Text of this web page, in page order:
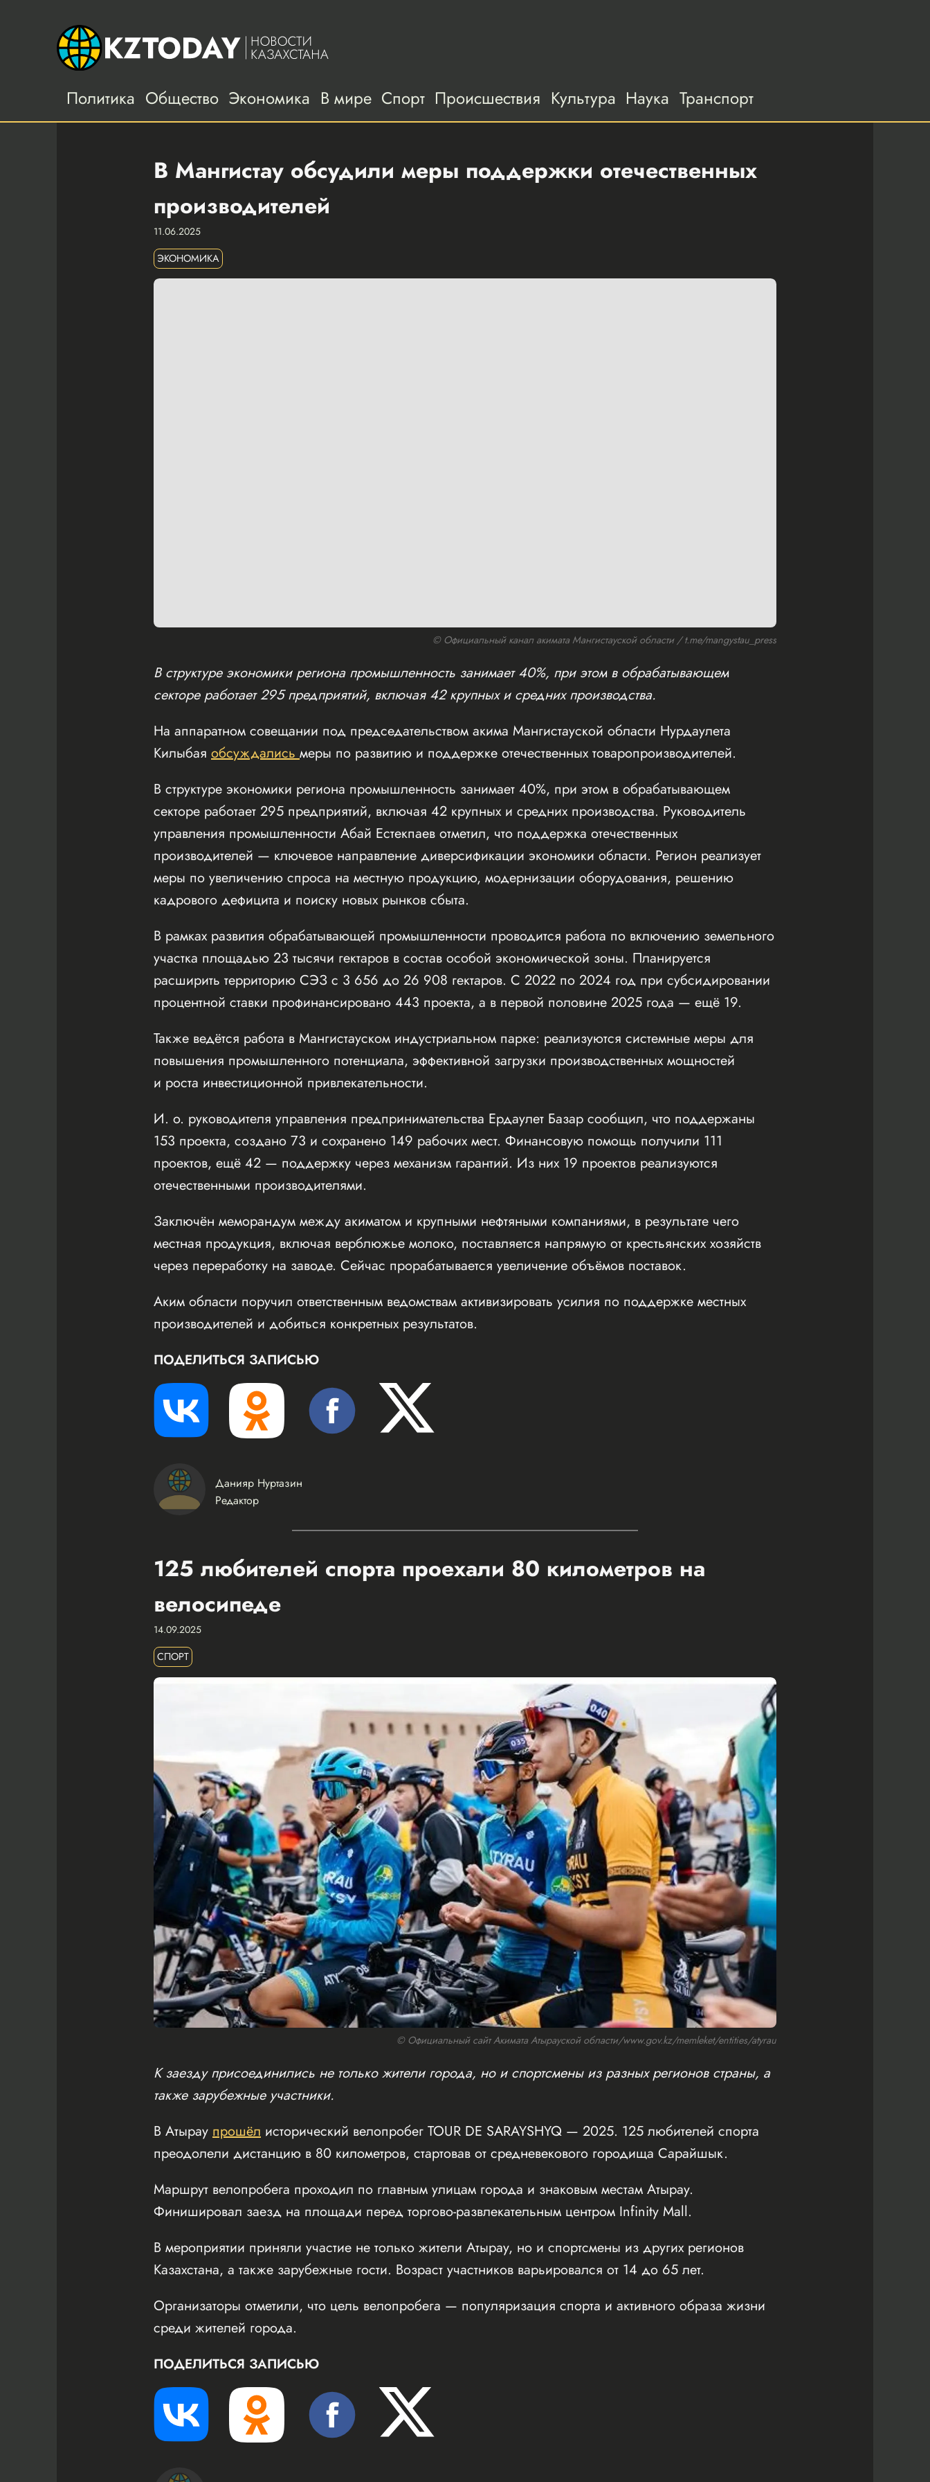
Политика Общество Экономика В мире Спорт Происшествия Культура Наука Транспорт
В Мангистау обсудили меры поддержки отечественных
производителей
11.06.2025
ЭКОНОМИКА
© Официальный канал акимата Мангистауской области / t.me/mangystau_press
В структуре экономики региона промышленность занимает 40%, при этом в обрабатывающем
секторе работает 295 предприятий, включая 42 крупных и средних производства.
На аппаратном совещании под председательством акима Мангистауской области Нурдаулета
Килыбая обсуждались меры по развитию и поддержке отечественных товаропроизводителей.
В структуре экономики региона промышленность занимает 40%, при этом в обрабатывающем
секторе работает 295 предприятий, включая 42 крупных и средних производства. Руководитель
управления промышленности Абай Естекпаев отметил, что поддержка отечественных
производителей — ключевое направление диверсификации экономики области. Регион реализует
меры по увеличению спроса на местную продукцию, модернизации оборудования, решению
кадрового дефицита и поиску новых рынков сбыта.
В рамках развития обрабатывающей промышленности проводится работа по включению земельного
участка площадью 23 тысячи гектаров в состав особой экономической зоны. Планируется
расширить территорию СЭЗ с 3 656 до 26 908 гектаров. С 2022 по 2024 год при субсидировании
процентной ставки профинансировано 443 проекта, а в первой половине 2025 года — ещё 19.
Также ведётся работа в Мангистауском индустриальном парке: реализуются системные меры для
повышения промышленного потенциала, эффективной загрузки производственных мощностей
и роста инвестиционной привлекательности.
И. о. руководителя управления предпринимательства Ердаулет Базар сообщил, что поддержаны
153 проекта, создано 73 и сохранено 149 рабочих мест. Финансовую помощь получили 111
проектов, ещё 42 — поддержку через механизм гарантий. Из них 19 проектов реализуются
отечественными производителями.
Заключён меморандум между акиматом и крупными нефтяными компаниями, в результате чего
местная продукция, включая верблюжье молоко, поставляется напрямую от крестьянских хозяйств
через переработку на заводе. Сейчас прорабатывается увеличение объёмов поставок.
Аким области поручил ответственным ведомствам активизировать усилия по поддержке местных
производителей и добиться конкретных результатов.
ПОДЕЛИТЬСЯ ЗАПИСЬЮ
Данияр Нуртазин
Редактор
125 любителей спорта проехали 80 километров на
велосипеде
14.09.2025
СПОРТ
© Официальный сайт Акимата Атырауской области/www.gov.kz/memleket/entities/atyrau
К заезду присоединились не только жители города, но и спортсмены из разных регионов страны, а
также зарубежные участники.
В Атырау прошёл исторический велопробег TOUR DE SARAYSHYQ — 2025. 125 любителей спорта
преодолели дистанцию в 80 километров, стартовав от средневекового городища Сарайшык.
Маршрут велопробега проходил по главным улицам города и знаковым местам Атырау.
Финишировал заезд на площади перед торгово-развлекательным центром Infinity Mall.
В мероприятии приняли участие не только жители Атырау, но и спортсмены из других регионов
Казахстана, а также зарубежные гости. Возраст участников варьировался от 14 до 65 лет.
Организаторы отметили, что цель велопробега — популяризация спорта и активного образа жизни
среди жителей города.
ПОДЕЛИТЬСЯ ЗАПИСЬЮ